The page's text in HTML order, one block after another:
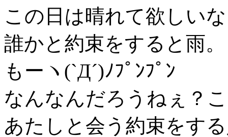
この日は晴れて欲しい
誰かと約束をすると雨。
もーヽ(`Д´)ﾉﾌﾟﾝﾌﾟﾝ
なんなんだろうねぇ？
あたしと会う約束をす